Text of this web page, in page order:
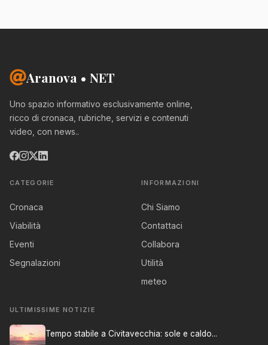
Aranova • NET
Uno spazio informativo esclusivamente online,
ricco di cronaca, rubriche, servizi e contenuti
video, con news..
CATEGORIE
Cronaca
Viabilità
Eventi
Segnalazioni
INFORMAZIONI
Chi Siamo
Contattaci
Collabora
Utilità
meteo
ULTIMISSIME NOTIZIE
Tempo stabile a Civitavecchia: sole e caldo...